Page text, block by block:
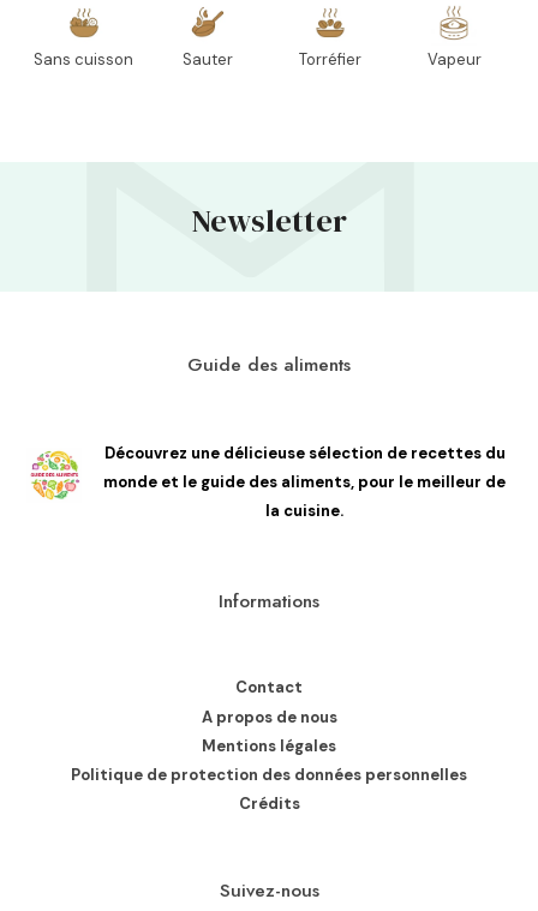
Sans cuisson Sauter Torréfier Vapeur
Newsletter
Guide des aliments
Découvrez une délicieuse sélection de recettes du
monde et le guide des aliments, pour le meilleur de
la cuisine.
Informations
Contact
A propos de nous
Mentions légales
Politique de protection des données personnelles
Crédits
Suivez-nous